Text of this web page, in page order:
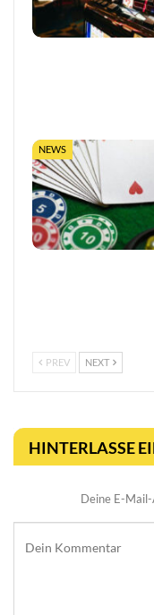
NEWS
PREV NEXT
HINTERLASSE
Deine E-